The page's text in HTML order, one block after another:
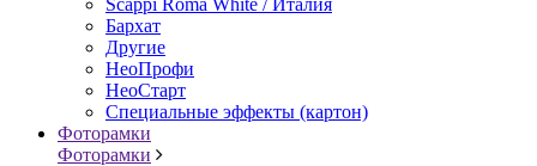
Scappi Roma White / Италия
Бархат
Другие
НеоПрофи
НеоСтарт
Специальные эффекты (картон)
Фоторамки
Фоторамки